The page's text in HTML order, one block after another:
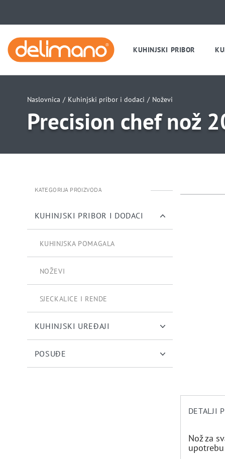
KUHINJSKI PRIBOR
Naslovnica / Kuhinjski pribor i dodaci / Noževi
Precision chef nož
KATEGORIJA PROIZVODA
KUHINJSKI PRIBOR I DODACI
KUHINJSKA POMAGALA
NOŽEVI
SJECKALICE I RENDE
KUHINJSKI UREĐAJI
POSUĐE
uwu
uwu
DETALJI
Nož za